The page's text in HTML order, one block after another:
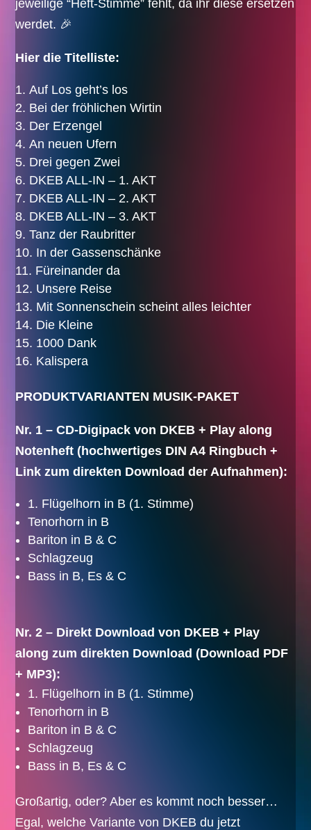
jeweilige “Heft-Stimme” fehlt, da ihr diese ersetzen
werdet. 🎉
Hier die Titelliste:
Auf Los geht’s los
Bei der fröhlichen Wirtin
Der Erzengel
An neuen Ufern
Drei gegen Zwei
DKEB ALL-IN – 1. AKT
DKEB ALL-IN – 2. AKT
DKEB ALL-IN – 3. AKT
Tanz der Raubritter
In der Gassenschänke
Füreinander da
Unsere Reise
Mit Sonnenschein scheint alles leichter
Die Kleine
1000 Dank
Kalispera
PRODUKTVARIANTEN MUSIK-PAKET
Nr. 1 – CD-Digipack von DKEB + Play along
Notenheft (hochwertiges DIN A4 Ringbuch +
Link zum direkten Download der Aufnahmen):
1. Flügelhorn in B (1. Stimme)
Tenorhorn in B
Bariton in B & C
Schlagzeug
Bass in B, Es & C
Nr. 2 – Direkt Download von DKEB + Play
along zum direkten Download (Download PDF
+ MP3):
1. Flügelhorn in B (1. Stimme)
Tenorhorn in B
Bariton in B & C
Schlagzeug
Bass in B, Es & C
Großartig, oder? Aber es kommt noch besser…
Egal, welche Variante von DKEB du jetzt